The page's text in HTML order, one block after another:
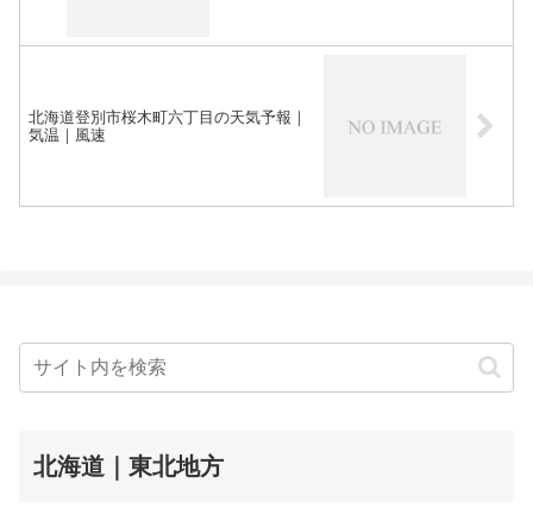
北海道登別市桜木町六丁目の天気予報｜
気温｜風速
北海道｜東北地方